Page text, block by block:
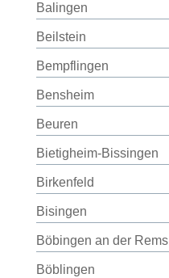
Balingen
Beilstein
Bempflingen
Bensheim
Beuren
Bietigheim-Bissingen
Birkenfeld
Bisingen
Böbingen an der Rems
Böblingen